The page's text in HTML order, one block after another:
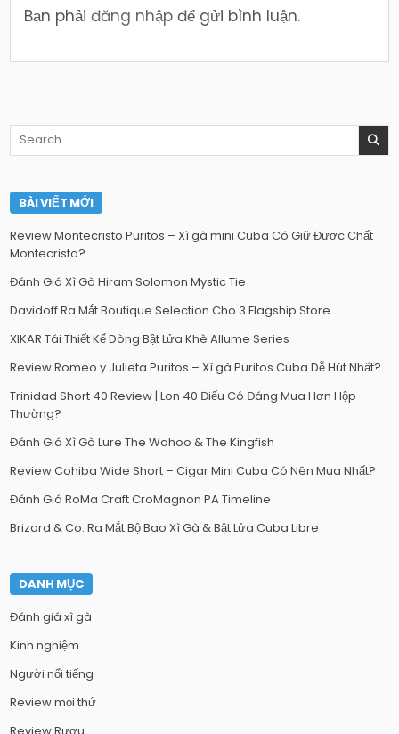
Bạn phảiđăng nhập để gửi bình luận.
Search
BÀI VIẾT MỚI
Review Montecristo Puritos – Xì gà mini Cuba Có Giữ Được Chất
Montecristo?
Đánh Giá Xì Gà Hiram Solomon Mystic Tie
Davidoff Ra Mắt Boutique Selection Cho 3 Flagship Store
XIKAR Tái Thiết Kế Dòng Bật Lửa Khè Allume Series
Review Romeo y Julieta Puritos – Xì gà Puritos Cuba Dễ Hút Nhất?
Trinidad Short 40 Review | Lon 40 Điếu Có Đáng Mua Hơn Hộp
Thường?
Đánh Giá Xì Gà Lure The Wahoo & The Kingfish
Review Cohiba Wide Short – Cigar Mini Cuba Có Nên Mua Nhất?
Đánh Giá RoMa Craft CroMagnon PA Timeline
Brizard & Co. Ra Mắt Bộ Bao Xì Gà & Bật Lửa Cuba Libre
DANH MỤC
Đánh giá xì gà
Kinh nghiệm
Người nổi tiếng
Review mọi thứ